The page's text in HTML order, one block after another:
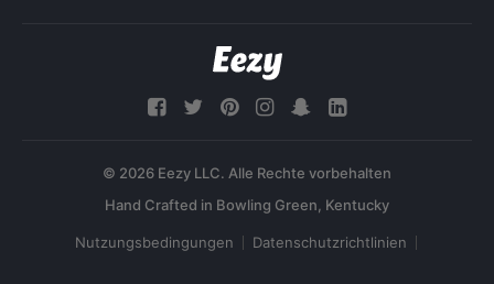
© 2026 Eezy LLC. Alle Rechte vorbehalten
Nutzungsbedingungen Datenschutzrichtlinien